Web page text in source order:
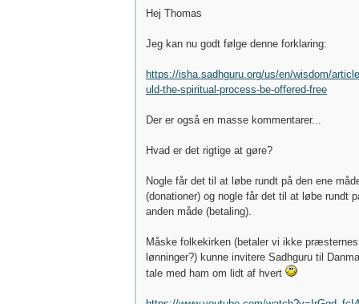
Hej Thomas
Jeg kan nu godt følge denne forklaring:
https://isha.sadhguru.org/us/en/wisdom/
uld-the-spiritual-process-be-offered-free
Der er også en masse kommentarer...
Hvad er det rigtige at gøre?
Nogle får det til at løbe rundt på den ene
(donationer) og nogle får det til at løbe rundt
anden måde (betaling).
Måske folkekirken (betaler vi ikke præsternes
lønninger?) kunne invitere Sadhguru til
tale med ham om lidt af hvert